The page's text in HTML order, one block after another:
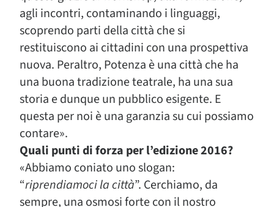
agli incontri, contaminando i linguaggi,
scoprendo parti della città che si
restituiscono ai cittadini con una prospettiva
nuova. Peraltro, Potenza è una città che ha
una buona tradizione teatrale, ha una sua
storia e dunque un pubblico esigente. E
questa per noi è una garanzia su cui possiamo
contare».
Quali punti di forza per l’edizione 2016?
«Abbiamo coniato uno slogan:
“riprendiamoci la città”. Cerchiamo, da
sempre, una osmosi forte con il nostro